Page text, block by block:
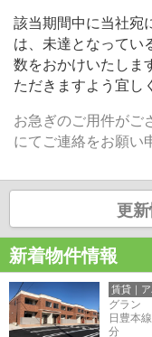
該当期間中に当社宛
は、未達となってい
数をおかけいたしま
ただきますよう宜し
お急ぎのご用件がご
にてご連絡をお願い
更
新着物件情報
賃貸｜ア
グラン
日豊本
分